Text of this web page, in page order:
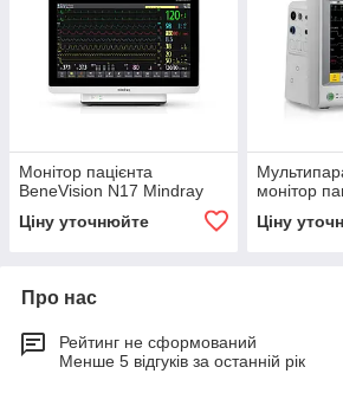
Монітор пацієнта
BeneVision N17 Mindray
Ціну уточнюйте
монітор
Ціну
Про нас
Рейтинг не сформований
Менше 5 відгуків за останній рік